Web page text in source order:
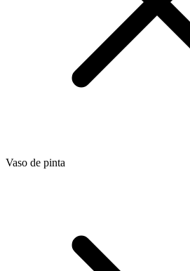
Vaso de pinta